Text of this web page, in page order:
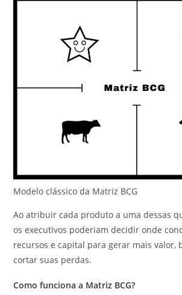
Modelo clássico da Matriz BCG
Ao atribuir cada produto a uma dessas
os executivos poderiam decidir onde
recursos e capital para gerar mais valor,
cortar suas perdas.
Como funciona a Matriz BCG?